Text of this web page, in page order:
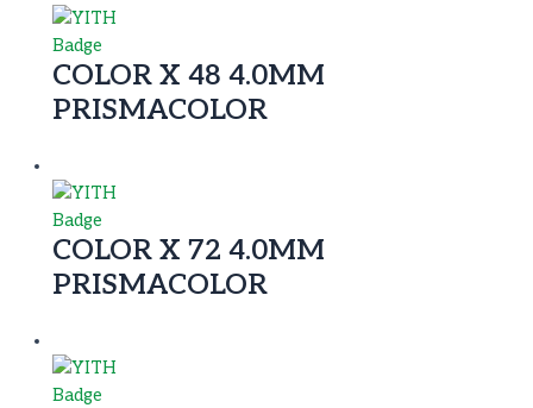
COLOR X 48 4.0MM
PRISMACOLOR
COLOR X 72 4.0MM
PRISMACOLOR